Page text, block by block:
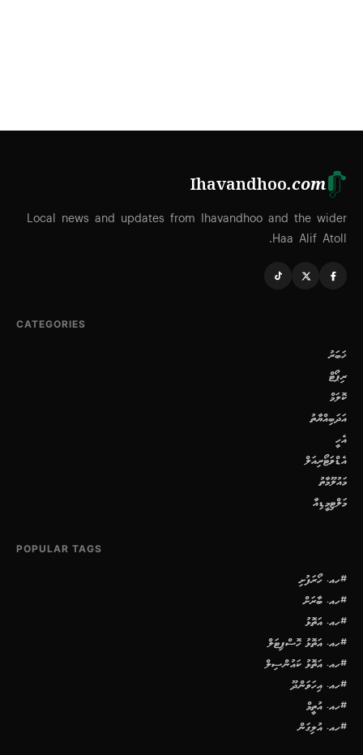
Ihavandhoo.com
Local news and updates from Ihavandhoo and the wider
Haa Alif Atoll.
CATEGORIES
ޚަބަރު
ރިޕޯޓް
ކޮލަމް
އަދަބިއްޔާތު
އެހީ
އެޑްވަޓޯރިއަލް
މައުލޫމާތު
މަލްޓިމީޑިއާ
POPULAR TAGS
#ހއ. ހޯރަފުށި
#ހއ. ބާރަށް
#ހއ. އަތޮޅު
#ހއ. އަތޮޅު ހޮސްޕިޓަލް
#ހއ. އަތޮޅު ކައުންސިލް
#ހއ. އިހަވަންދޫ
#ހއ. އުތީމް
#ހއ. އުލިގަން